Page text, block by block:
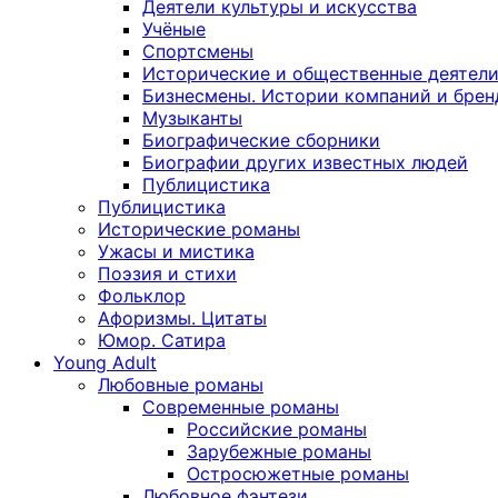
Деятели культуры и искусства
Учёные
Спортсмены
Исторические и общественные деятели
Бизнесмены. Истории компаний и
Музыканты
Биографические сборники
Биографии других известных людей
Публицистика
Публицистика
Исторические романы
Ужасы и мистика
Поэзия и стихи
Фольклор
Афоризмы. Цитаты
Юмор. Сатира
Young Adult
Любовные романы
Современные романы
Российские романы
Зарубежные романы
Остросюжетные романы